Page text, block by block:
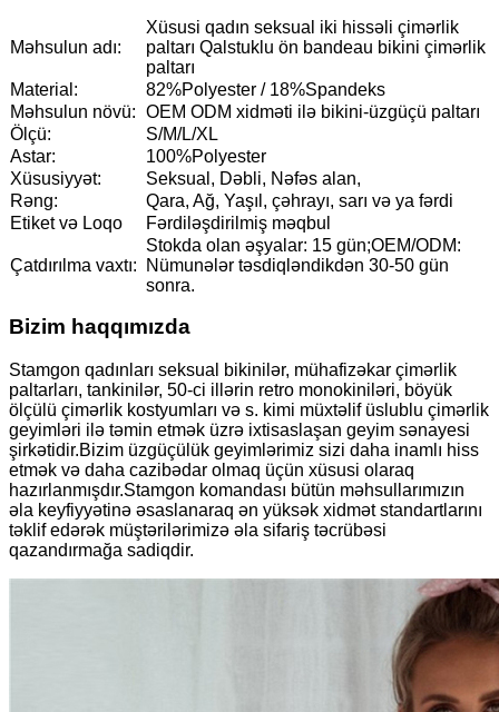
Məhsulun adı:
Xüsusi qadın seksual iki hissəli çimərlik
paltarı Qalstuklu ön bandeau bikini çimərlik
paltarı
Material:
82%Polyester / 18%Spandeks
Məhsulun növü: OEM ODM xidməti ilə bikini-üzgüçü paltarı
Ölçü:
S/M/L/XL
Astar:
100%Polyester
Xüsusiyyət:
Seksual, Dəbli, Nəfəs alan,
Rəng:
Qara, Ağ, Yaşıl, çəhrayı, sarı və ya fərdi
Etiket və Loqo
Fərdiləşdirilmiş məqbul
Çatdırılma vaxtı:
Stokda olan əşyalar: 15 gün;OEM/ODM:
Nümunələr təsdiqləndikdən 30-50 gün
sonra.
Bizim haqqımızda
Stamgon qadınları seksual bikinilər, mühafizəkar çimərlik
paltarları, tankinilər, 50-ci illərin retro monokiniləri, böyük
ölçülü çimərlik kostyumları və s. kimi müxtəlif üslublu çimərlik
geyimləri ilə təmin etmək üzrə ixtisaslaşan geyim sənayesi
şirkətidir.Bizim üzgüçülük geyimlərimiz sizi daha inamlı hiss
etmək və daha cazibədar olmaq üçün xüsusi olaraq
hazırlanmışdır.Stamgon komandası bütün məhsullarımızın
əla keyfiyyətinə əsaslanaraq ən yüksək xidmət standartlarını
təklif edərək müştərilərimizə əla sifariş təcrübəsi
qazandırmağa sadiqdir.